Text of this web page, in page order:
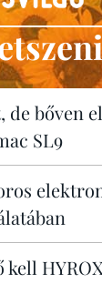
de bőven
SL9
kell